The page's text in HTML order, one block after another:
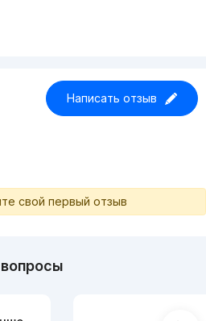
Написать отзыв
свой первый отзыв